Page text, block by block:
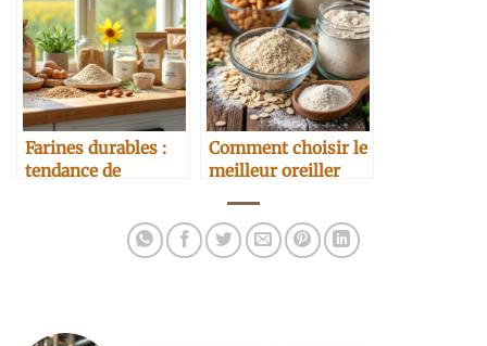
Farines durables :
tendance de
Comment choisir le
meilleur oreiller
cervicales ?